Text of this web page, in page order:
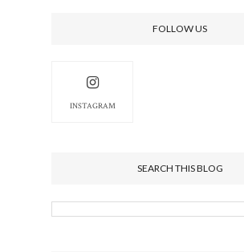
FOLLOW US
INSTAGRAM
SEARCH THIS BLOG